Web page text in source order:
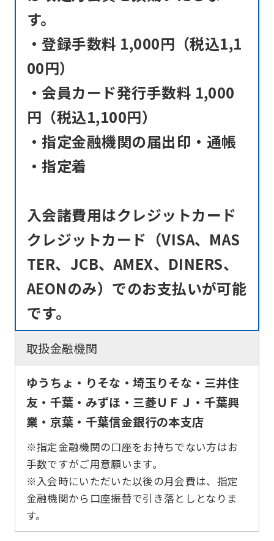
す。
・登録手数料 1,000円（税込1,1
00円）
・会員カード発行手数料 1,000
円（税込1,100円）
・指定金融機関の届出印・通帳
・指定着
入会諸費用はクレジットカード
クレジットカード（VISA、MAS
TER、JCB、AMEX、DINERS、
AEONのみ）でのお支払いが可能
です。
取扱金融機関
ゆうちょ・りそな・埼玉りそな・三井住
友・千葉・みずほ・三菱ＵＦＪ・千葉興
業・京葉・千葉信金銀行の本支店
※指定金融機関の口座をお持ちでない方はお
手数ですがご用意願います。
※入会時にいただいた以後の月会費は、指定
金融機関から口座振替で引き落としとなりま
す。